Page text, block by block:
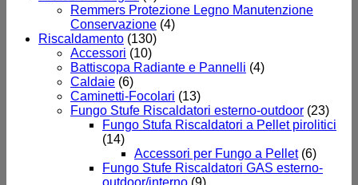
Remmers Protezione Legno Manutenzione
Conservazione (4)
Riscaldamento (130)
Accessori (10)
Battiscopa Radiante e Pannelli (4)
Caldaie (6)
Caminetti-Focolari (13)
Fungo Stufe Riscaldatori esterno-outdoor (23)
Fungo Stufa Riscaldatori a Pellet pirolitici
(14)
Accessori per Fungo a Pellet (6)
Fungo Stufe Riscaldatori GAS esterno-
outdoor/interno (9)